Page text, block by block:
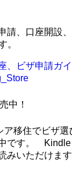
請、口座開設
。
、ビザ申請ガ
中！
移住でビザ選
です。 Kindle
みいただけま